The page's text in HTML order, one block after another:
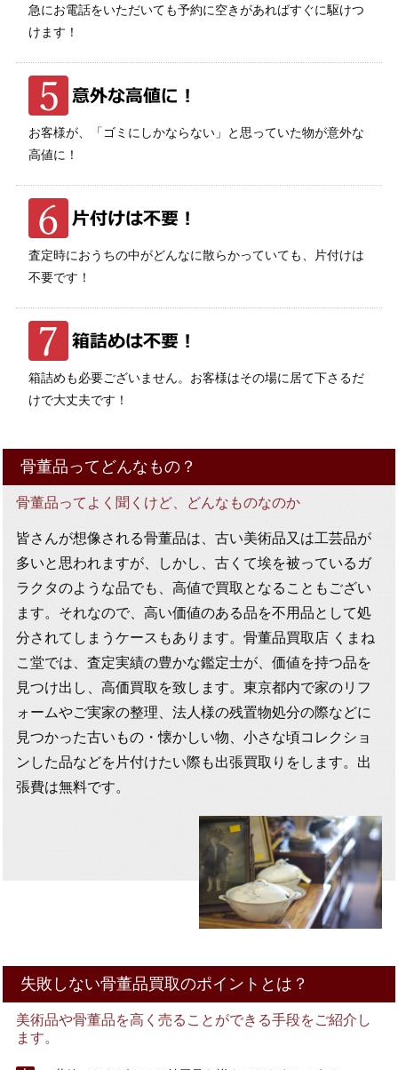
急にお電話をいただいても予約に空きがあればすぐに駆けつ
けます！
お客様が、「ゴミにしかならない」と思っていた物が意外な
高値に！
査定時におうちの中がどんなに散らかっていても、片付けは
不要です！
箱詰めも必要ございません。お客様はその場に居て下さるだ
けで大丈夫です！
骨董品ってどんなもの？
骨董品ってよく聞くけど、どんなものなのか
皆さんが想像される骨董品は、古い美術品又は工芸品が
多いと思われますが、しかし、古くて埃を被っているガ
ラクタのような品でも、高値で買取となることもござい
ます。それなので、高い価値のある品を不用品として処
分されてしまうケースもあります。骨董品買取店 くまね
こ堂では、査定実績の豊かな鑑定士が、価値を持つ品を
見つけ出し、高価買取を致します。東京都内で家のリフ
ォームやご実家の整理、法人様の残置物処分の際などに
見つかった古いもの・懐かしい物、小さな頃コレクショ
ンした品などを片付けたい際も出張買取りをします。出
張費は無料です。
失敗しない骨董品買取のポイントとは？
美術品や骨董品を高く売ることができる手段をご紹介し
ます。